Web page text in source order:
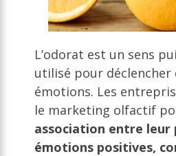
L’odorat est un sens
utilisé pour déclencher
émotions. Les
le marketing olfactif
association entre leur
émotions positives,